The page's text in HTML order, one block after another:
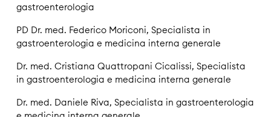
gastroenterologia
PD Dr. med. Federico Moriconi, Specialista in
gastroenterologia e medicina interna generale
Dr. med. Cristiana Quattropani Cicalissi, Specialista
in gastroenterologia e medicina interna generale
Dr. med. Daniele Riva, Specialista in gastroenterologia